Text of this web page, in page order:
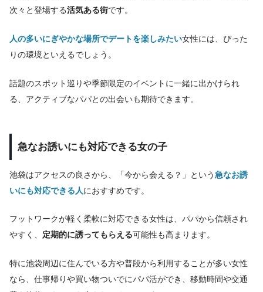
次々と登場する活気ある街です。
人の多いにぎやかな場所でデートを楽しみたい女性には、ぴった
りの環境といえるでしょう。
話題のスポット巡りや季節限定のイベントに一緒に出かけられ
る、アクティブなパパとの出会いも期待できます。
急なお誘いにも対応できる女の子
池袋はアクセスの良さから、「今から会える？」という急なお誘
いにも対応できる人におすすめです。
フットワークが軽く柔軟に対応できる女性は、パパから信頼され
やすく、 定期的に誘ってもらえる可能性も高まります。
特に池袋周辺に住んでいる方や普段から利用することが多い女性
なら、仕事帰りや買い物ついでにパパ活ができ、移動時間や交通